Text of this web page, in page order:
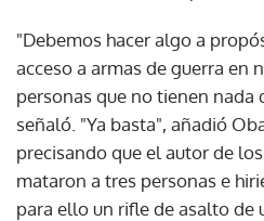
"Debemos hacer algo a
acceso a armas de guerra en
personas que no tienen nada
señaló. "Ya basta", añadió
precisando que el autor de
mataron a tres personas e
para ello un rifle de asalto de